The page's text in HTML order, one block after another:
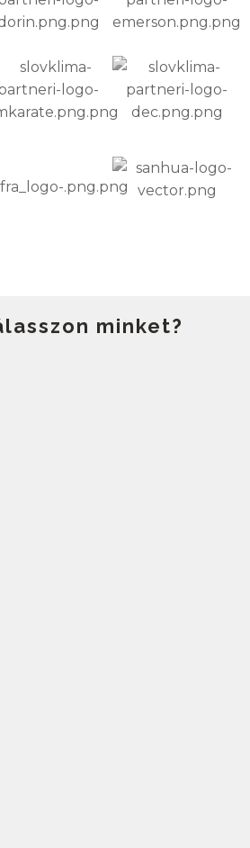
minket?